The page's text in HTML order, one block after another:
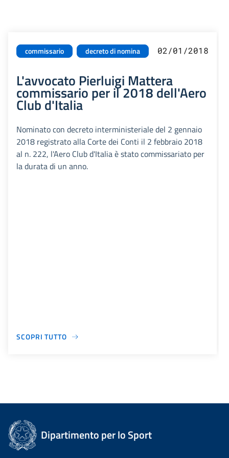
commissario decreto di nomina 02/01/2018
L'avvocato Pierluigi Mattera
commissario per il 2018 dell'Aero
Club d'Italia
Nominato con decreto interministeriale del 2 gennaio
2018 registrato alla Corte dei Conti il 2 febbraio 2018
al n. 222, l'Aero Club d'Italia è stato commissariato per
la durata di un anno.
SCOPRI TUTTO
Dipartimento per lo Sport